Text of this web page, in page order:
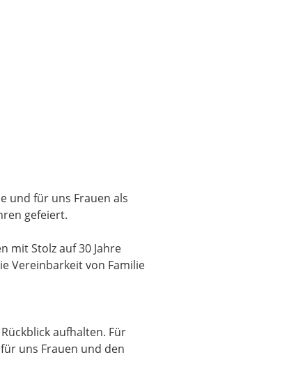
und für uns Frauen als
gefeiert.
mit Stolz auf 30 Jahre
Vereinbarkeit von Familie
aufhalten. Für
uns Frauen und den